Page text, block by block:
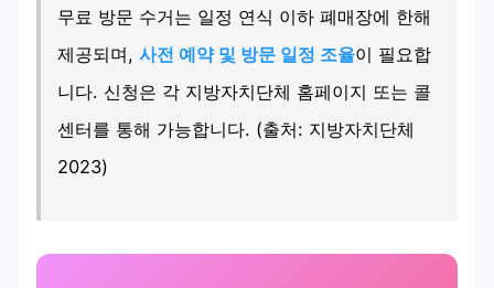
무료 방문 수거는 일정 연식 이하 폐매장에 한해
제공되며,사전 예약 및 방문 일정 조율이 필요합
니다. 신청은 각 지방자치단체 홈페이지 또는 콜
센터를 통해 가능합니다. (출처: 지방자치단체
2023)